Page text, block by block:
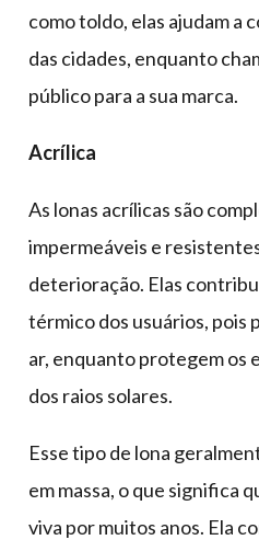
como toldo, elas ajudam a
das cidades, enquanto
público para a sua marca.
Acrílica
As lonas acrílicas são
impermeáveis e
deterioração. Elas
térmico dos usuários, pois
ar, enquanto protegem os
dos raios solares.
Esse tipo de lona
em massa, o que significa
viva por muitos anos. Ela